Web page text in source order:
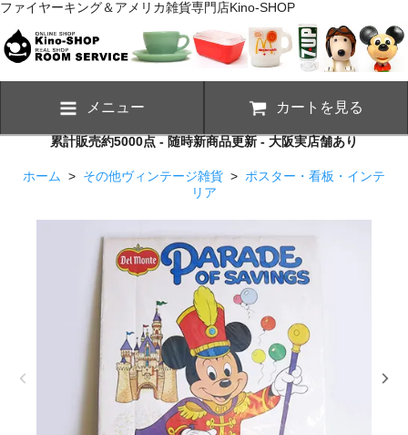
ファイヤーキング＆アメリカ雑貨専門店Kino-SHOP
メニュー カートを見る
累計販売約5000点 - 随時新商品更新 - 大阪実店舗あり
ホーム > その他ヴィンテージ雑貨 > ポスター・看板・インテ
リア